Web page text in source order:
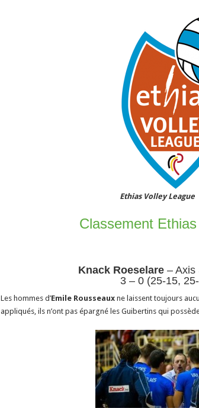
Ethias Volley League
Classement
Knack Roeselare – Axis
3 – 0 (25-15,
Les hommes d’Emile Rousseauxne laissent toujours
appliqués, ils n’ont pas épargné les Guibertins qui